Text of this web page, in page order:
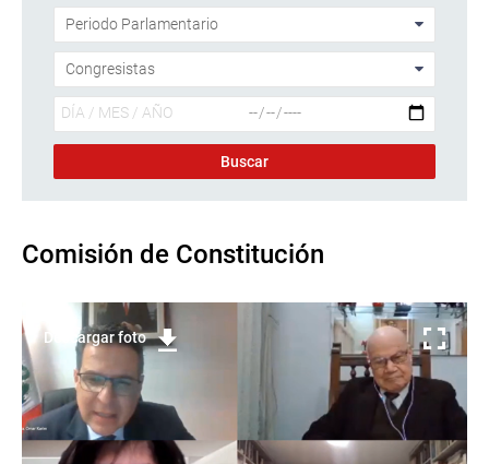
Comisión de Constitución
Descargar foto